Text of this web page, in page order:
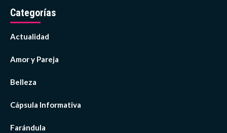
Categorías
Actualidad
Amor y Pareja
Belleza
Cápsula Informativa
Farándula